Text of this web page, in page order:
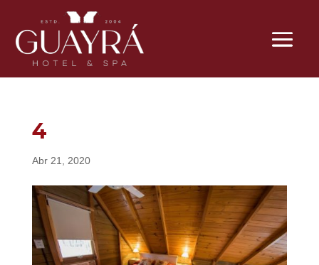
4
Abr 21, 2020